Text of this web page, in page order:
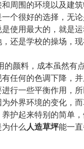
周围的环境以及建
个很好的选择，无论
使用最大的，就是
还是学校的操场，
颜料，成本虽然有
任何的色调下降，
行一些平衡作用，
外界环境的变化，
护起来特别的简单
什么 人造草坪能一